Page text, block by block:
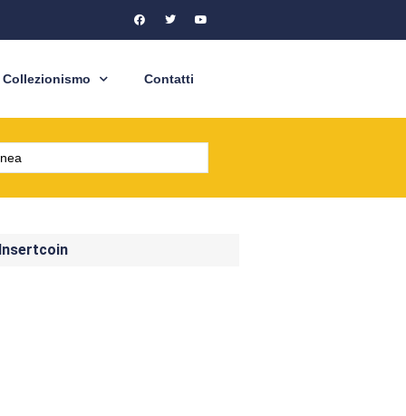
Collezionismo Contatti